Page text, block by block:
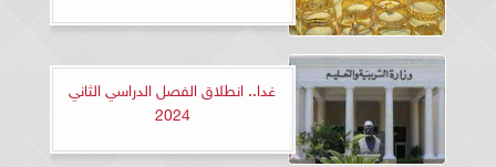
غدا.. انطلاق الفصل الدراسي الثاني
2024